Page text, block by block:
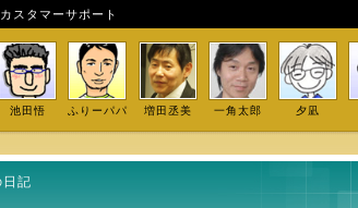
カスタマーサポート
池田悟 ふりーパパ 増田丞美 一角太郎 夕凪
記